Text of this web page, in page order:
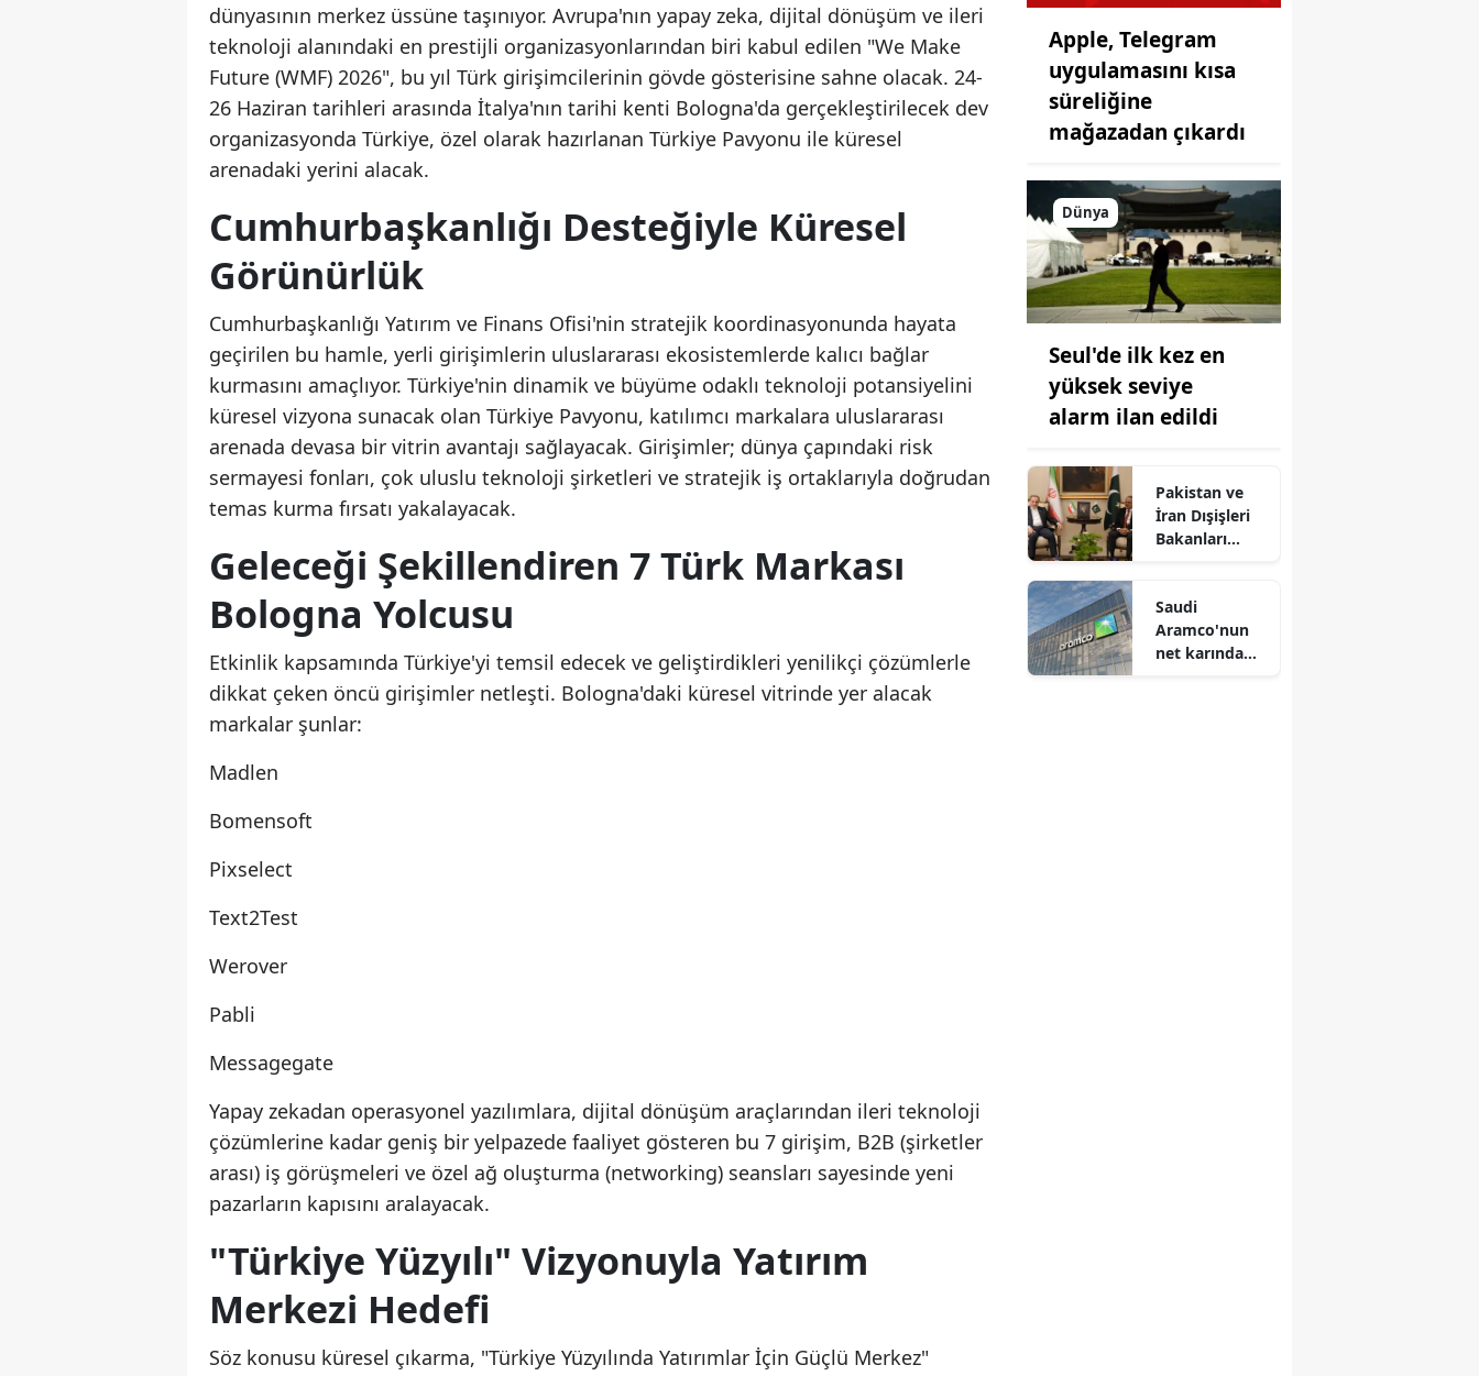
dünyasının merkez üssüne taşınıyor. Avrupa'nın yapay zeka, dijital dönüşüm ve ileri
teknoloji alanındaki en prestijli organizasyonlarından biri kabul edilen "We Make
Future (WMF) 2026", bu yıl Türk girişimcilerinin gövde gösterisine sahne olacak. 24-
26 Haziran tarihleri arasında İtalya'nın tarihi kenti Bologna'da gerçekleştirilecek dev
organizasyonda Türkiye, özel olarak hazırlanan Türkiye Pavyonu ile küresel
arenadaki yerini alacak.
Cumhurbaşkanlığı Desteğiyle Küresel
Görünürlük
Cumhurbaşkanlığı Yatırım ve Finans Ofisi'nin stratejik koordinasyonunda hayata
geçirilen bu hamle, yerli girişimlerin uluslararası ekosistemlerde kalıcı bağlar
kurmasını amaçlıyor. Türkiye'nin dinamik ve büyüme odaklı teknoloji potansiyelini
küresel vizyona sunacak olan Türkiye Pavyonu, katılımcı markalara uluslararası
arenada devasa bir vitrin avantajı sağlayacak. Girişimler; dünya çapındaki risk
sermayesi fonları, çok uluslu teknoloji şirketleri ve stratejik iş ortaklarıyla doğrudan
temas kurma fırsatı yakalayacak.
Geleceği Şekillendiren 7 Türk Markası
Bologna Yolcusu
Etkinlik kapsamında Türkiye'yi temsil edecek ve geliştirdikleri yenilikçi çözümlerle
dikkat çeken öncü girişimler netleşti. Bologna'daki küresel vitrinde yer alacak
markalar şunlar:
Madlen
Bomensoft
Pixselect
Text2Test
Werover
Pabli
Messagegate
Yapay zekadan operasyonel yazılımlara, dijital dönüşüm araçlarından ileri teknoloji
çözümlerine kadar geniş bir yelpazede faaliyet gösteren bu 7 girişim, B2B (şirketler
arası) iş görüşmeleri ve özel ağ oluşturma (networking) seansları sayesinde yeni
pazarların kapısını aralayacak.
"Türkiye Yüzyılı" Vizyonuyla Yatırım
Merkezi Hedefi
Söz konusu küresel çıkarma, "Türkiye Yüzyılında Yatırımlar İçin Güçlü Merkez"
Apple, Telegram
uygulamasını kısa
süreliğine
mağazadan çıkardı
Dünya
Seul'de ilk kez en
yüksek seviye
alarm ilan edildi
Pakistan ve
İran Dışişleri
Bakanları
Saudi
Aramco'nun
net karında